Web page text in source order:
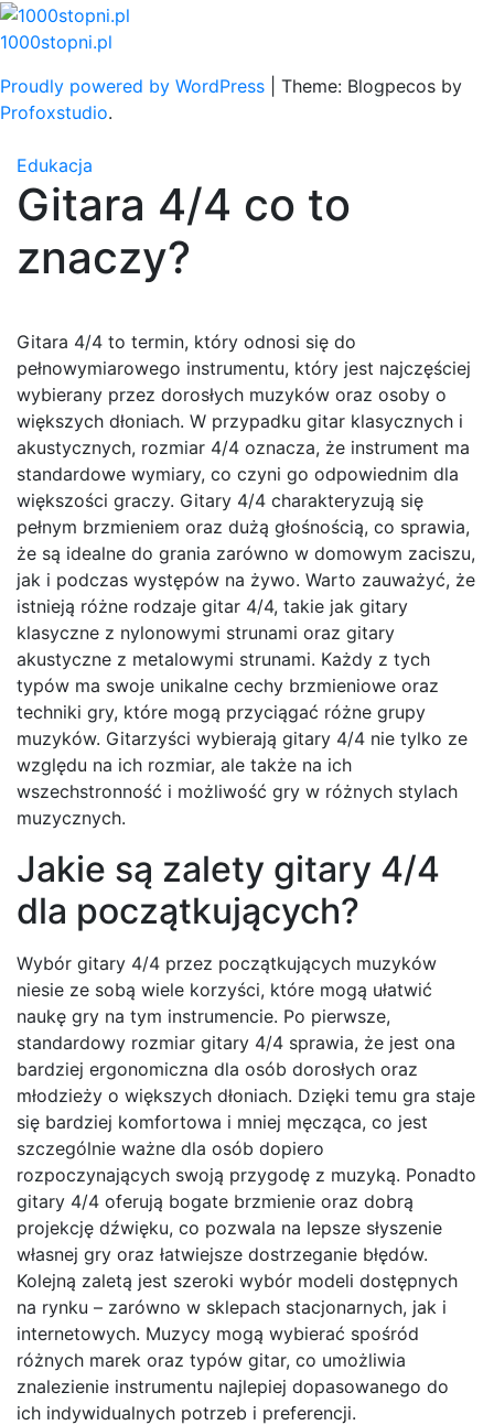
Skip
to
1000stopni.pl
Proudly powered by WordPress
Theme: Blogpecos by
Profoxstudio.
Edukacja
Gitara 4/4 co to
znaczy?
Gitara 4/4 to termin, który odnosi się do
pełnowymiarowego instrumentu, który jest najczęściej
wybierany przez dorosłych muzyków oraz osoby o
większych dłoniach. W przypadku gitar klasycznych i
akustycznych, rozmiar 4/4 oznacza, że instrument ma
standardowe wymiary, co czyni go odpowiednim dla
większości graczy. Gitary 4/4 charakteryzują się
pełnym brzmieniem oraz dużą głośnością, co sprawia,
że są idealne do grania zarówno w domowym zaciszu,
jak i podczas występów na żywo. Warto zauważyć, że
istnieją różne rodzaje gitar 4/4, takie jak gitary
klasyczne z nylonowymi strunami oraz gitary
akustyczne z metalowymi strunami. Każdy z tych
typów ma swoje unikalne cechy brzmieniowe oraz
techniki gry, które mogą przyciągać różne grupy
muzyków. Gitarzyści wybierają gitary 4/4 nie tylko ze
względu na ich rozmiar, ale także na ich
wszechstronność i możliwość gry w różnych stylach
muzycznych.
Jakie są zalety gitary 4/4
dla początkujących?
Wybór gitary 4/4 przez początkujących muzyków
niesie ze sobą wiele korzyści, które mogą ułatwić
naukę gry na tym instrumencie. Po pierwsze,
standardowy rozmiar gitary 4/4 sprawia, że jest ona
bardziej ergonomiczna dla osób dorosłych oraz
młodzieży o większych dłoniach. Dzięki temu gra staje
się bardziej komfortowa i mniej męcząca, co jest
szczególnie ważne dla osób dopiero
rozpoczynających swoją przygodę z muzyką. Ponadto
gitary 4/4 oferują bogate brzmienie oraz dobrą
projekcję dźwięku, co pozwala na lepsze słyszenie
własnej gry oraz łatwiejsze dostrzeganie błędów.
Kolejną zaletą jest szeroki wybór modeli dostępnych
na rynku – zarówno w sklepach stacjonarnych, jak i
internetowych. Muzycy mogą wybierać spośród
różnych marek oraz typów gitar, co umożliwia
znalezienie instrumentu najlepiej dopasowanego do
ich indywidualnych potrzeb i preferencji.